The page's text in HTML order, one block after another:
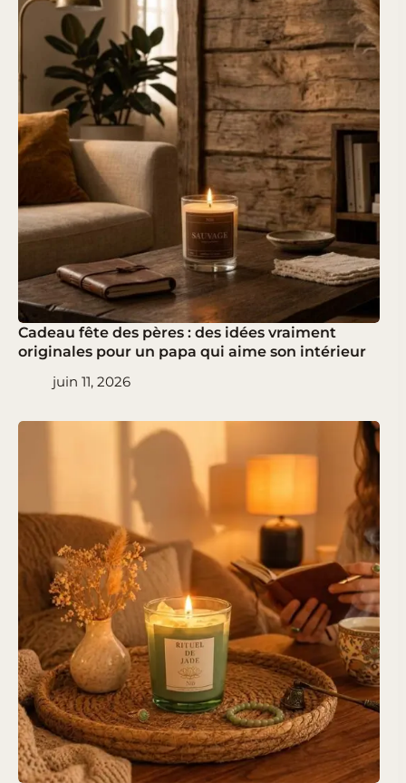
Cadeau fête des pères : des idées vraiment
originales pour un papa qui aime son intérieur
juin 11, 2026